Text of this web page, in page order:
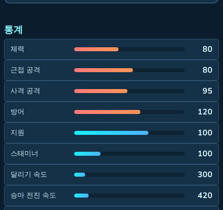
통계
체력 80
근접 공격 80
사격 공격 95
방어 120
지원 100
스태미너 100
달리기 속도 300
승마 전진 속도 420